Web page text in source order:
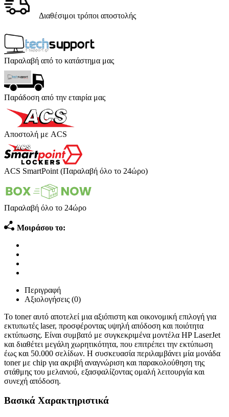
Διαθέσιμοι τρόποι αποστολής
Παραλαβή από το κατάστημα μας
Παράδοση από την εταιρία μας
Αποστολή με ACS
ACS SmartPoint (Παραλαβή όλο το 24ώρο)
Παραλαβή όλο το 24ώρο
Μοιράσου το:
Περιγραφή
Αξιολογήσεις (0)
Το toner αυτό αποτελεί μια αξιόπιστη και οικονομική επιλογή για
εκτυπωτές laser, προσφέροντας υψηλή απόδοση και ποιότητα
εκτύπωσης. Είναι συμβατό με συγκεκριμένα μοντέλα HP LaserJet
και διαθέτει μεγάλη χωρητικότητα, που επιτρέπει την εκτύπωση
έως και 50.000 σελίδων. Η συσκευασία περιλαμβάνει μία μονάδα
toner με chip για ακριβή αναγνώριση και παρακολούθηση της
στάθμης του μελανιού, εξασφαλίζοντας ομαλή λειτουργία και
συνεχή απόδοση.
Βασικά Χαρακτηριστικά